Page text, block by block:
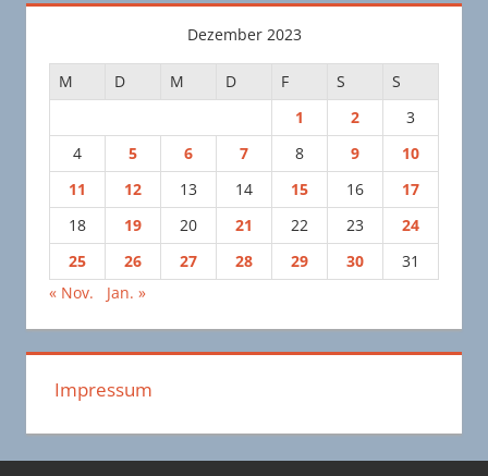
Dezember 2023
M D M D F S
S
1
2
3
4
5 6 7 8 9
10
11
12 13 14 15 16
17
18
19 20 21 22 23
24
25
26 27 28 29 30
31
« Nov.
Jan. »
Impressum